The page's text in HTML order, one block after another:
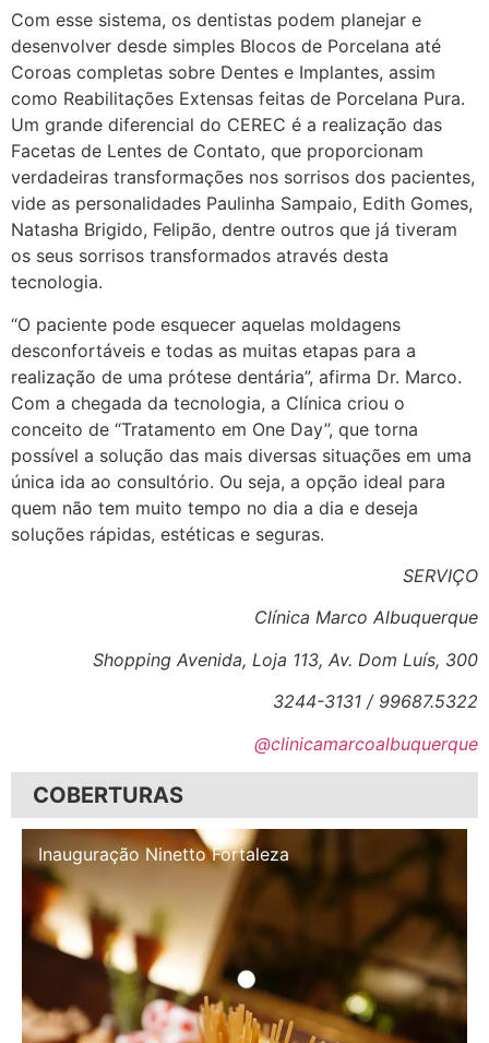
Com esse sistema, os dentistas podem planejar e
desenvolver desde simples Blocos de Porcelana até
Coroas completas sobre Dentes e Implantes, assim
como Reabilitações Extensas feitas de Porcelana Pura.
Um grande diferencial do CEREC é a realização das
Facetas de Lentes de Contato, que proporcionam
verdadeiras transformações nos sorrisos dos pacientes,
vide as personalidades Paulinha Sampaio, Edith Gomes,
Natasha Brigido, Felipão, dentre outros que já tiveram
os seus sorrisos transformados através desta
tecnologia.
“O paciente pode esquecer aquelas moldagens
desconfortáveis e todas as muitas etapas para a
realização de uma prótese dentária”, afirma Dr. Marco.
Com a chegada da tecnologia, a Clínica criou o
conceito de “Tratamento em One Day”, que torna
possível a solução das mais diversas situações em uma
única ida ao consultório. Ou seja, a opção ideal para
quem não tem muito tempo no dia a dia e deseja
soluções rápidas, estéticas e seguras.
SERVIÇO
Clínica Marco Albuquerque
Shopping Avenida, Loja 113, Av. Dom Luís, 300
3244-3131 / 99687.5322
@clinicamarcoalbuquerque
COBERTURAS
Inauguração Illa Café